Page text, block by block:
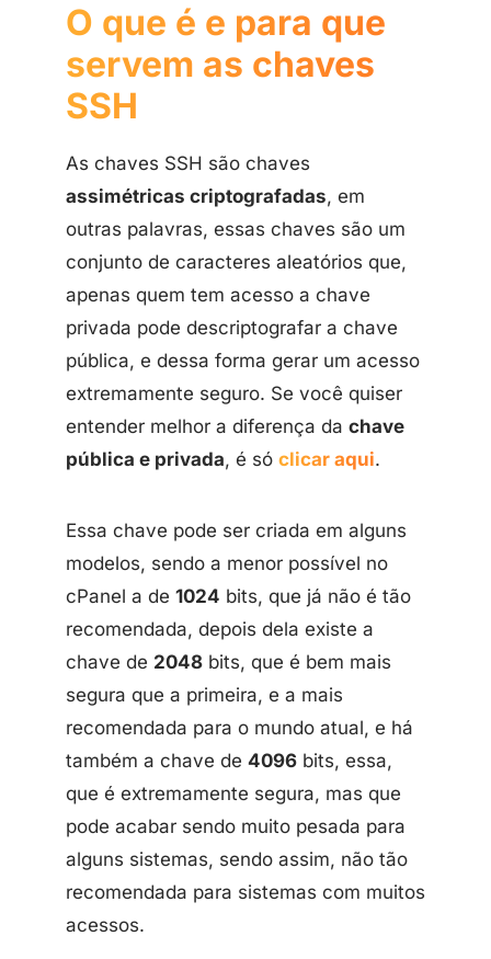
O que é e para que
servem as chaves
SSH
As chaves SSH são chaves
assimétricas criptografadas, em
outras palavras, essas chaves são um
conjunto de caracteres aleatórios que,
apenas quem tem acesso a chave
privada pode descriptografar a chave
pública, e dessa forma gerar um acesso
extremamente seguro. Se você quiser
entender melhor a diferença da chave
pública e privada, é só clicar aqui.
Essa chave pode ser criada em alguns
modelos, sendo a menor possível no
cPanel a de 1024 bits, que já não é tão
recomendada, depois dela existe a
chave de 2048 bits, que é bem mais
segura que a primeira, e a mais
recomendada para o mundo atual, e há
também a chave de 4096 bits, essa,
que é extremamente segura, mas que
pode acabar sendo muito pesada para
alguns sistemas, sendo assim, não tão
recomendada para sistemas com muitos
acessos.